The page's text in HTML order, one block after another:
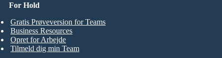
For Hold
Gratis Prøveversion for Teams
Business Resources
Opret for Arbejde
Tilmeld dig min Team